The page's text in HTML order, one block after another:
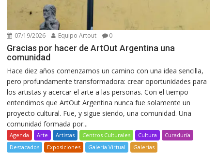
07/19/2026 Equipo Artout 0
Gracias por hacer de ArtOut Argentina una
comunidad
Hace diez años comenzamos un camino con una idea sencilla,
pero profundamente transformadora: crear oportunidades para
los artistas y acercar el arte a las personas. Con el tiempo
entendimos que ArtOut Argentina nunca fue solamente un
proyecto cultural. Fue, y sigue siendo, una comunidad. Una
comunidad formada por...
Agenda Arte Artistas Centros Culturales Cultura
Curaduría
Destacados
Exposiciones Galería Virtual Galerías